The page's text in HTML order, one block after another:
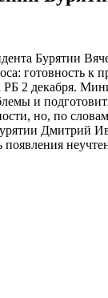
Бурятии
готовность
2 декабря.
и
но, по
Дмитрий